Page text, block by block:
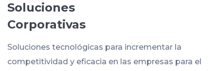
Soluciones
Corporativas
Soluciones tecnológicas para incrementar la
competitividad y eficacia en las empresas para el